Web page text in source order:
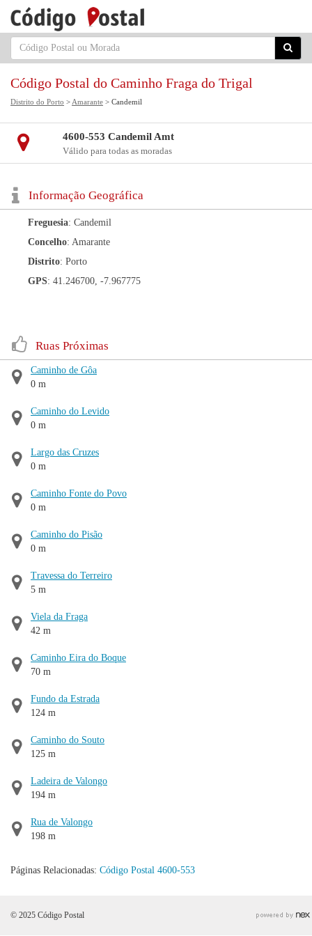
Código Postal do Caminho Fraga do Trigal
Distrito do Porto > Amarante > Candemil
4600-553 Candemil Amt
Válido para todas as moradas
Informação Geográfica
Freguesia: Candemil
Concelho: Amarante
Distrito: Porto
GPS: 41.246700, -7.967775
Ruas Próximas
Caminho de Gôa
0 m
Caminho do Levido
0 m
Largo das Cruzes
0 m
Caminho Fonte do Povo
0 m
Caminho do Pisão
0 m
Travessa do Terreiro
5 m
Viela da Fraga
42 m
Caminho Eira do Boque
70 m
Fundo da Estrada
124 m
Caminho do Souto
125 m
Ladeira de Valongo
194 m
Rua de Valongo
198 m
Páginas Relacionadas: Código Postal 4600-553
© 2025 Código Postal